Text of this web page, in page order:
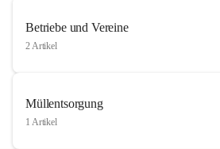
Betriebe und Vereine
2 Artikel
Müllentsorgung
1 Artikel